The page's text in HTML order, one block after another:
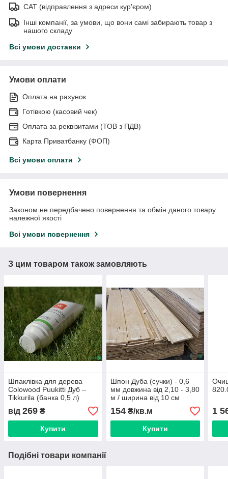
САТ (відправлення з адреси кур'єром)
Інші компанії, за умови, що вони самі забирають товар з
нашого складу
Всі умови доставки
Умови оплати
Оплата на рахунок
Готівкою (касовий чек)
Оплата за реквізитами (ТОВ з ПДВ)
Карта Приватбанку (ФОП)
Всі умови оплати
Умови повернення
Законом не передбачено повернення та обмін даного товару
належної якості
Всі умови повернення
З цим товаром також замовляють
Шпаклівка для дерева
Colowood Puukitti Дуб –
Tikkurila (банка 0,5 л)
від 269 ₴
Купити
Шпон Дуба (сучки) - 0,6
мм довжина від 2,10 - 3,80
м / ширина від 10 см
154₴/кв.м
Купити
1
Подібні товари компанії